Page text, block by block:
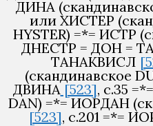
ДИНА
или ХИСТЕР
HYSTER) =*= ИСТР
ДНЕСТР = ДОН =
ТАНАКВИСЛ
(скандинавское
ДВИНА[523], с.35
DAN) =*= ИОРДАН
[523], с.201 =*=